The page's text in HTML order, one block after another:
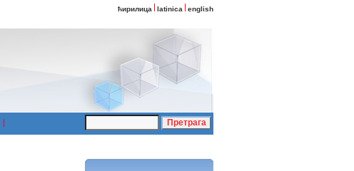
ћирилица latinica english